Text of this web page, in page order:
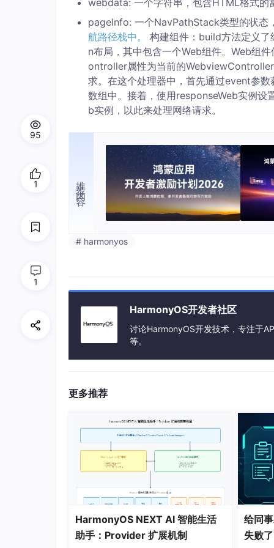
webdata: 一个字符串，包含HTML格式的
pageInfo: 一个NavPathStack类型的状态
航路径栈中。 构建组件：build方法定义
n布局，其中包含一个Web组件。Web组
ontroller属性为当前的
求。在这个处理器中，首先通过event参
数组中。接着，使用responseWeb实例设
b实例，以此来处理网络请求。
推荐内容
# harmonyos
HarmonyOS开发者社区
讨论HarmonyOS开发技术，专注于
等。
更多推荐
HarmonyOS NEXT AI 智能生活
助手：Provider 扩展机制
给同
失败
95
1
1